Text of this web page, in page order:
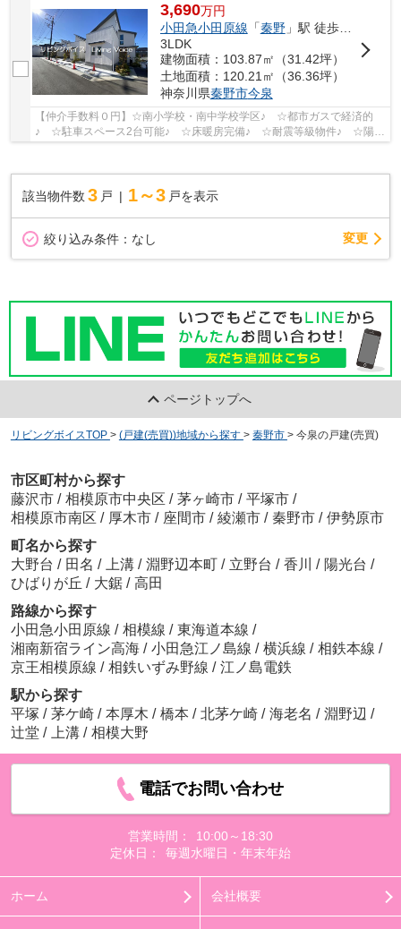
3,690万円
小田急小田原線 「秦野」駅 徒歩19分
3LDK
建物面積：103.87㎡（31.42坪）
土地面積：120.21㎡（36.36坪）
神奈川県秦野市今泉
【仲介手数料０円】☆南小学校・南中学校学区♪ ☆都市ガスで経済的
♪ ☆駐車スペース2台可能♪ ☆床暖房完備♪ ☆耐震等級物件♪ ☆陽当
該当物件数 3 戸 1～3 戸を表示
絞り込み条件： なし 変更
ページトップへ
リビングボイスTOP > (戸建(売買))地域から探す > 秦野市 > 今泉の戸建(売買)
市区町村から探す
藤沢市 / 相模原市中央区 / 茅ヶ崎市 / 平塚市 /
相模原市南区 / 厚木市 / 座間市 / 綾瀬市 / 秦野市 / 伊勢原市
町名から探す
大野台 / 田名 / 上溝 / 淵野辺本町 / 立野台 / 香川 / 陽光台 /
ひばりが丘 / 大鋸 / 高田
路線から探す
小田急小田原線 / 相模線 / 東海道本線 /
湘南新宿ライン高海 / 小田急江ノ島線 / 横浜線 / 相鉄本線 /
京王相模原線 / 相鉄いずみ野線 / 江ノ島電鉄
駅から探す
平塚 / 茅ケ崎 / 本厚木 / 橋本 / 北茅ケ崎 / 海老名 / 淵野辺 /
辻堂 / 上溝 / 相模大野
電話でお問い合わせ
営業時間：
10:00～18:30
定休日：
毎週水曜日・年末年始
ホーム 会社概要